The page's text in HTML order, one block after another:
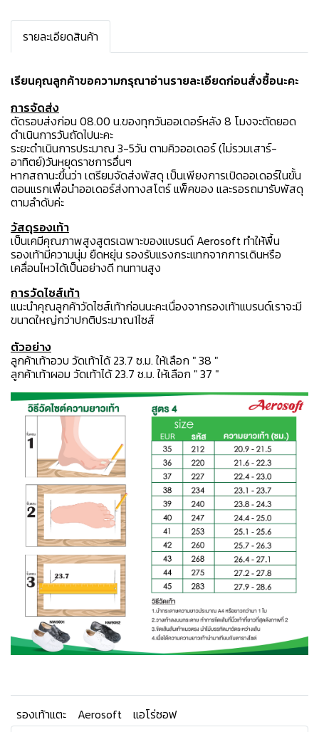
รายละเอียดสินค้า
เรียนคุณลูกค้าขอความกรุณาอ่านรายละเอียดก่อนสั่งซื้อนะคะ️
การจัดส่ง
ตัดรอบส่งก่อน 08.00 น.ของทุกวันออเดอร์หลัง 8 โมงจะตัดยอด
ดำเนินการวันถัดไปนะคะ
ระยะดำเนินการประมาณ 3-5วัน ตามคิวออเดอร์ (ไม่รวมเสาร์-
อาทิตย์)วันหยุดราชการอื่นๆ
หากสถานะขึ้นว่า เตรียมจัดส่งพัสดุ เป็นเพียงการเปิดออเดอร์ในขั้น
ตอนแรกเพื่อนำออเดอร์ส่งทางสโตร์ แพ็คของ และรอรถมารับพัสดุ
ตามลำดับค่ะ
วัสดุรองเท้า
เป็นเคมีคุณภาพสูงสูตรเฉพาะของแบรนด์ Aerosoft ทำให้พื้น
รองเท้ามีความนุ่ม ยืดหยุ่น รองรับแรงกระแทกจากการเดินหรือ
เคลื่อนไหวได้เป็นอย่างดี ทนทานสูง
การวัดไซส์เท้า
แนะนำคุณลูกค้าวัดไซส์เท้าก่อนนะคะเนื่องจากรองเท้าแบรนด์เราจะมี
ขนาดใหญ่กว่าปกติประมาณ1ไซส์
ตัวอย่าง
ลูกค้าเท้าอวบ วัดเท้าได้ 23.7 ซ.ม. ให้เลือก " 38 "
ลูกค้าเท้าผอม วัดเท้าได้ 23.7 ซ.ม. ให้เลือก " 37 "
รองเท้าแตะ Aerosoft แอโร่ซอฟ